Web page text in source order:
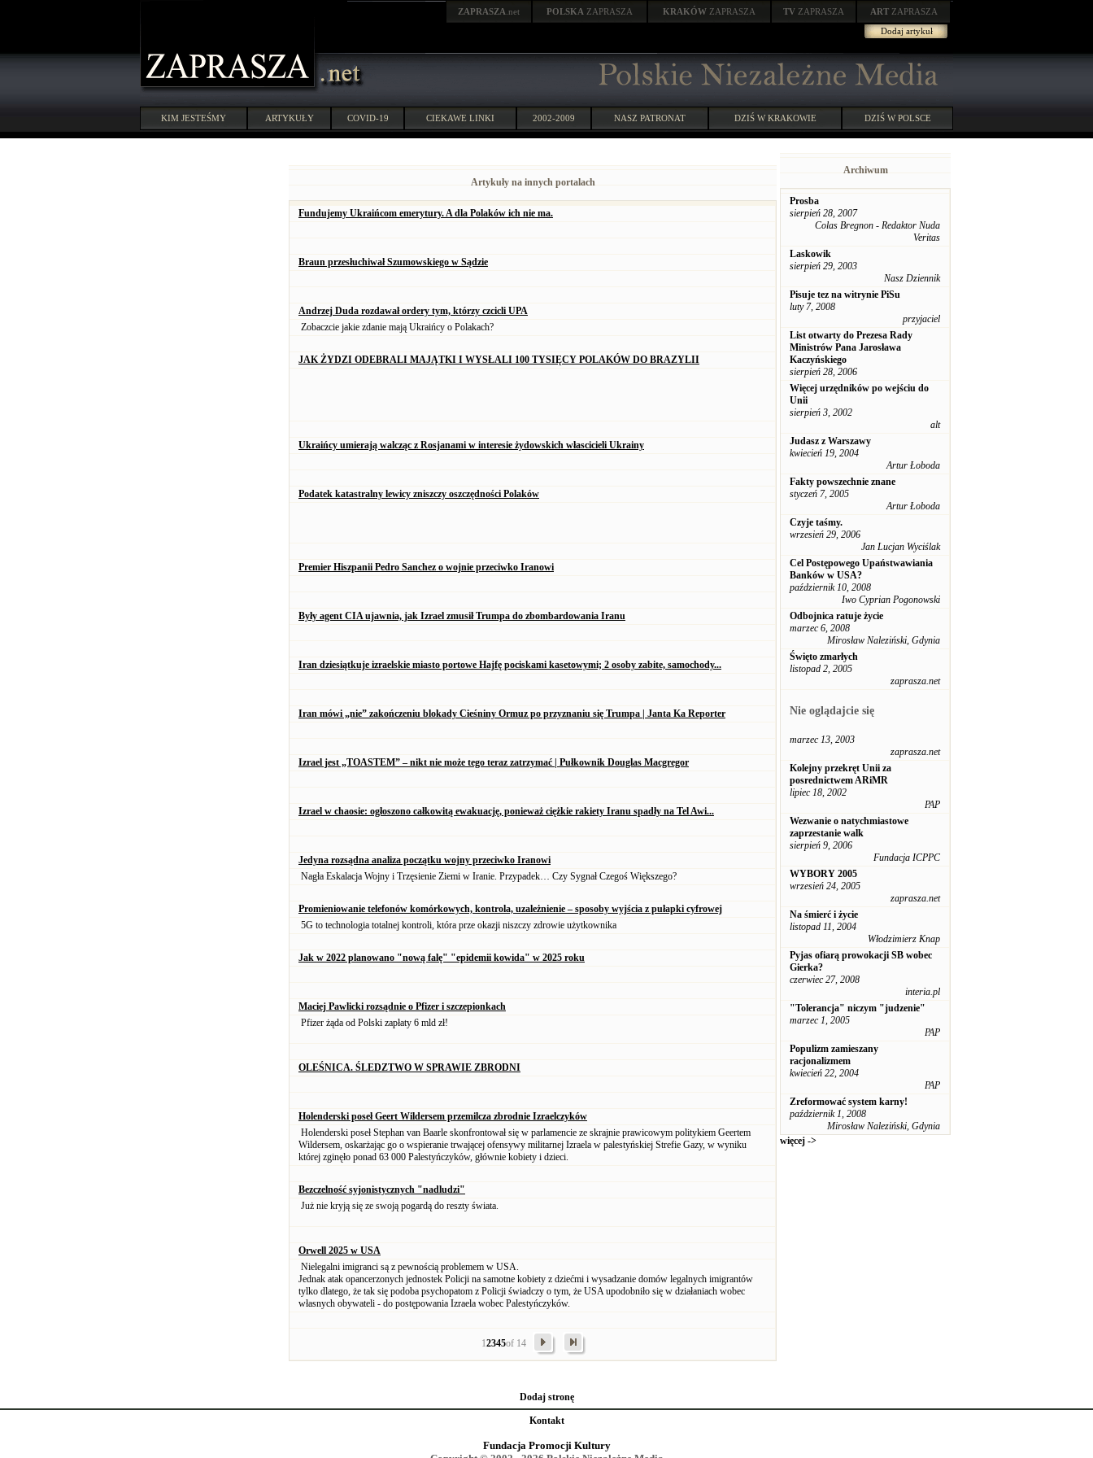
ZAPRASZA .net POLSKA ZAPRASZA KRAKÓW ZAPRASZA TV ZAPRASZA ART ZAPRASZA
Dodaj artykuł
KIM JESTEŚMY ARTYKUŁY COVID-19 CIEKAWE LINKI 2002-2009 NASZ PATRONAT DZIŚ W KRAKOWIE DZIŚ W POLSCE
Artykuły na innych portalach
Fundujemy Ukraińcom emerytury. A dla Polaków ich nie ma.
Braun przesłuchiwał Szumowskiego w Sądzie
Andrzej Duda rozdawał ordery tym, którzy czcicli UPA
Zobaczcie jakie zdanie mają Ukraińcy o Polakach?
JAK ŻYDZI ODEBRALI MAJĄTKI I WYSŁALI 100 TYSIĘCY POLAKÓW DO BRAZYLII
Ukraińcy umierają walcząc z Rosjanami w interesie żydowskich włascicieli Ukrainy
Podatek katastralny lewicy zniszczy oszczędności Polaków
Premier Hiszpanii Pedro Sanchez o wojnie przeciwko Iranowi
Były agent CIA ujawnia, jak Izrael zmusił Trumpa do zbombardowania Iranu
Iran dziesiątkuje izraelskie miasto portowe Hajfę pociskami kasetowymi; 2 osoby zabite, samochody...
Iran mówi „nie” zakończeniu blokady Cieśniny Ormuz po przyznaniu się Trumpa | Janta Ka Reporter
Izrael jest „TOASTEM” – nikt nie może tego teraz zatrzymać | Pułkownik Douglas Macgregor
Izrael w chaosie: ogłoszono całkowitą ewakuację, ponieważ ciężkie rakiety Iranu spadły na Tel Awi...
Jedyna rozsądna analiza początku wojny przeciwko Iranowi
Nagła Eskalacja Wojny i Trzęsienie Ziemi w Iranie. Przypadek… Czy Sygnał Czegoś Większego?
Promieniowanie telefonów komórkowych, kontrola, uzależnienie – sposoby wyjścia z pułapki cyfrowej
5G to technologia totalnej kontroli, która prze okazji niszczy zdrowie użytkownika
Jak w 2022 planowano "nową falę" "epidemii kowida" w 2025 roku
Maciej Pawlicki rozsądnie o Pfizer i szczepionkach
Pfizer żąda od Polski zapłaty 6 mld zł!
OLEŚNICA. ŚLEDZTWO W SPRAWIE ZBRODNI
Holenderski poseł Geert Wildersem przemilcza zbrodnie Izraelczyków
Holenderski poseł Stephan van Baarle skonfrontował się w parlamencie ze skrajnie prawicowym politykiem Geertem
Wildersem, oskarżając go o wspieranie trwającej ofensywy militarnej Izraela w palestyńskiej Strefie Gazy, w wyniku
której zginęło ponad 63 000 Palestyńczyków, głównie kobiety i dzieci.
Bezczelność syjonistycznych "nadludzi"
Już nie kryją się ze swoją pogardą do reszty świata.
Orwell 2025 w USA
Nielegalni imigranci są z pewnością problemem w USA.
Jednak atak opancerzonych jednostek Policji na samotne kobiety z dziećmi i wysadzanie domów legalnych imigrantów
tylko dlatego, że tak się podoba psychopatom z Policji świadczy o tym, że USA upodobniło się w działaniach wobec
własnych obywateli - do postępowania Izraela wobec Palestyńczyków.
12345of 14
Archiwum
Prosba
sierpień 28, 2007
Colas Bregnon - Redaktor Nuda
Veritas
Laskowik
sierpień 29, 2003
Nasz Dziennik
Pisuje tez na witrynie PiSu
luty 7, 2008
przyjaciel
List otwarty do Prezesa Rady
Ministrów Pana Jarosława
Kaczyńskiego
sierpień 28, 2006
Więcej urzędników po wejściu do
Unii
sierpień 3, 2002
alt
Judasz z Warszawy
kwiecień 19, 2004
Artur Łoboda
Fakty powszechnie znane
styczeń 7, 2005
Artur Łoboda
Czyje taśmy.
wrzesień 29, 2006
Jan Lucjan Wyciślak
Cel Postępowego Upaństwawiania
Banków w USA?
październik 10, 2008
Iwo Cyprian Pogonowski
Odbojnica ratuje życie
marzec 6, 2008
Mirosław Naleziński, Gdynia
Święto zmarłych
listopad 2, 2005
zaprasza.net
Nie oglądajcie się
marzec 13, 2003
zaprasza.net
Kolejny przekręt Unii za
posrednictwem ARiMR
lipiec 18, 2002
PAP
Wezwanie o natychmiastowe
zaprzestanie walk
sierpień 9, 2006
Fundacja ICPPC
WYBORY 2005
wrzesień 24, 2005
zaprasza.net
Na śmierć i życie
listopad 11, 2004
Włodzimierz Knap
Pyjas ofiarą prowokacji SB wobec
Gierka?
czerwiec 27, 2008
interia.pl
"Tolerancja" niczym "judzenie"
marzec 1, 2005
PAP
Populizm zamieszany
racjonalizmem
kwiecień 22, 2004
PAP
Zreformować system karny!
październik 1, 2008
Mirosław Naleziński, Gdynia
więcej ->
Dodaj stronę
Kontakt
Fundacja Promocji Kultury